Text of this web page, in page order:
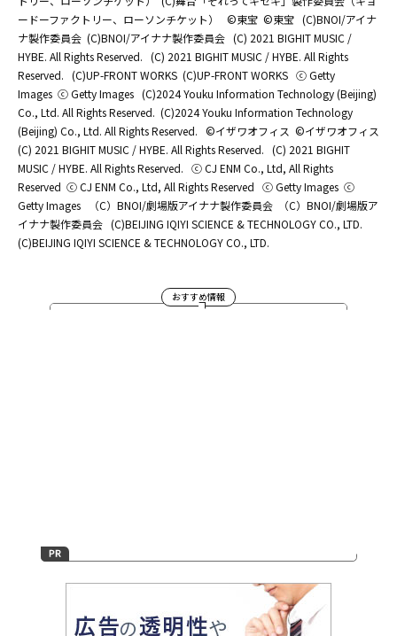
ードーファクトリー、ローソンチケット）
©東宝 ©東宝 (C)BNOI/アイナ
ナ製作委員会 (C)BNOI/アイナナ製作委員会 (C) 2021 BIGHIT MUSIC /
HYBE. All Rights Reserved. (C) 2021 BIGHIT MUSIC / HYBE. All Rights
Reserved. (C)UP-FRONT WORKS (C)UP-FRONT WORKS ⓒ Getty
Images ⓒ Getty Images (C)2024 Youku Information Technology (Beijing)
Co., Ltd. All Rights Reserved. (C)2024 Youku Information Technology
(Beijing) Co., Ltd. All Rights Reserved. ©イザワオフィス ©イザワオフィス
(C) 2021 BIGHIT MUSIC / HYBE. All Rights Reserved. (C) 2021 BIGHIT
MUSIC / HYBE. All Rights Reserved. ⓒ CJ ENM Co., Ltd, All Rights
Reserved ⓒ CJ ENM Co., Ltd, All Rights Reserved ⓒ Getty Images ⓒ
Getty Images
（C）BNOI/劇場版アイナナ製作委員会
（C）BNOI/劇場版ア
イナナ製作委員会 (C)BEIJING IQIYI SCIENCE & TECHNOLOGY CO., LTD.
(C)BEIJING IQIYI SCIENCE & TECHNOLOGY CO., LTD.
おすすめ情報